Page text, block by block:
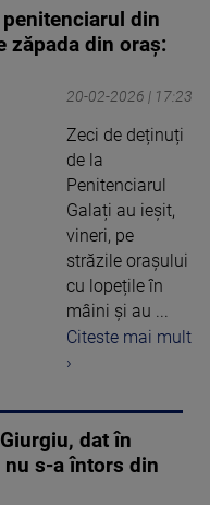
din
zăpada din oraș:
20-02-2026 | 17:23
Zeci de deținuți
de la
Penitenciarul
Galați au ieșit,
vineri, pe
străzile orașului
cu lopețile în
mâini și au ...
Citeste mai mult
›
dat în
nu s-a întors din